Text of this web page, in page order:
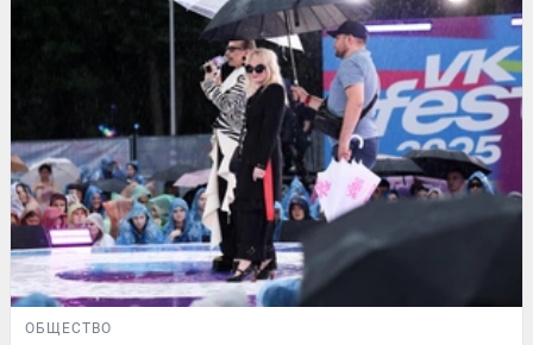
ОБЩЕСТВО